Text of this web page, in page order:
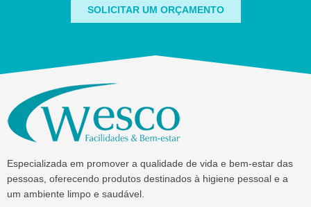
SOLICITAR UM ORÇAMENTO
Especializada em promover a qualidade de vida e bem-estar das
pessoas, oferecendo produtos destinados à higiene pessoal e a
um ambiente limpo e saudável.